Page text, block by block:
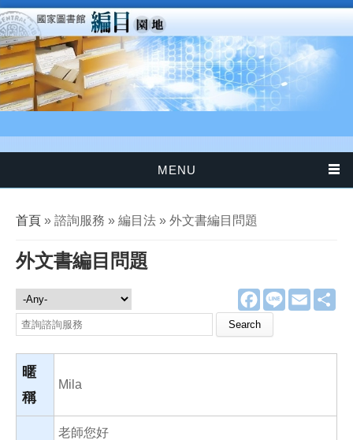
移至主內容
MENU
您在這裡
首頁 » 諮詢服務 » 編目法 » 外文書編目問題
外文書編目問題
F
a
e
o
L
E
m
諮詢服務
Search this site
暱
稱
Mila
老師您好